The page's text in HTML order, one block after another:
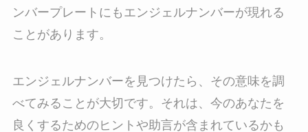
ンバープレートにもエンジェルナンバーが現れる
ことがあります。
エンジェルナンバーを見つけたら、その意味を調
べてみることが大切です。それは、今のあなたを
良くするためのヒントや助言が含まれているかも